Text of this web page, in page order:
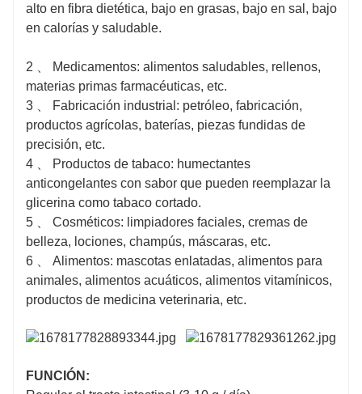
alto en fibra dietética, bajo en grasas, bajo en sal, bajo
en calorías y saludable.
2 、 Medicamentos: alimentos saludables, rellenos,
materias primas farmacéuticas, etc.
3 、 Fabricación industrial: petróleo, fabricación,
productos agrícolas, baterías, piezas fundidas de
precisión, etc.
4 、 Productos de tabaco: humectantes
anticongelantes con sabor que pueden reemplazar la
glicerina como tabaco cortado.
5 、 Cosméticos: limpiadores faciales, cremas de
belleza, lociones, champús, máscaras, etc.
6 、 Alimentos: mascotas enlatadas, alimentos para
animales, alimentos acuáticos, alimentos vitamínicos,
productos de medicina veterinaria, etc.
FUNCIÓN: